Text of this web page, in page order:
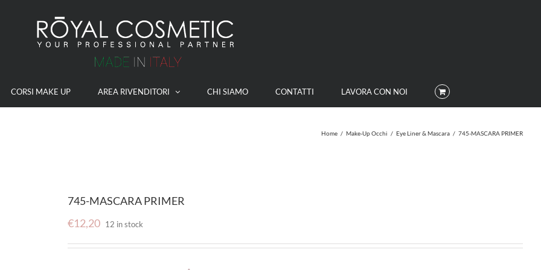
CORSI MAKE UP AREA RIVENDITORI CHI SIAMO CONTATTI LAVORA CON NOI
Home / Make-Up Occhi / Eye Liner & Mascara / 745-MASCARA PRIMER
745-MASCARA PRIMER
€12,20 12 in stock